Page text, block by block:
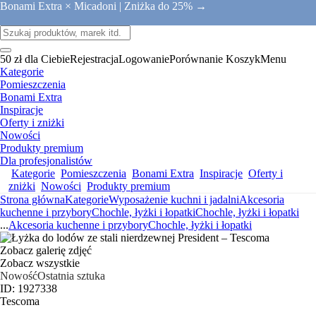
Bonami Extra × Micadoni | Zniżka do 25% →
50 zł dla CiebieRejestracjaLogowaniePorównanie KoszykMenu
Kategorie
Pomieszczenia
Bonami Extra
Inspiracje
Oferty i zniżki
Nowości
Produkty premium
Dla profesjonalistów
Kategorie Pomieszczenia Bonami Extra Inspiracje Oferty i
zniżki Nowości Produkty premium
Strona głównaKategorieWyposażenie kuchni i jadalniAkcesoria
kuchenne i przyboryChochle, łyżki i łopatkiChochle, łyżki i łopatki
...Akcesoria kuchenne i przyboryChochle, łyżki i łopatki
Zobacz galerię zdjęć
Zobacz wszystkie
NowośćOstatnia sztuka
ID: 1927338
Tescoma